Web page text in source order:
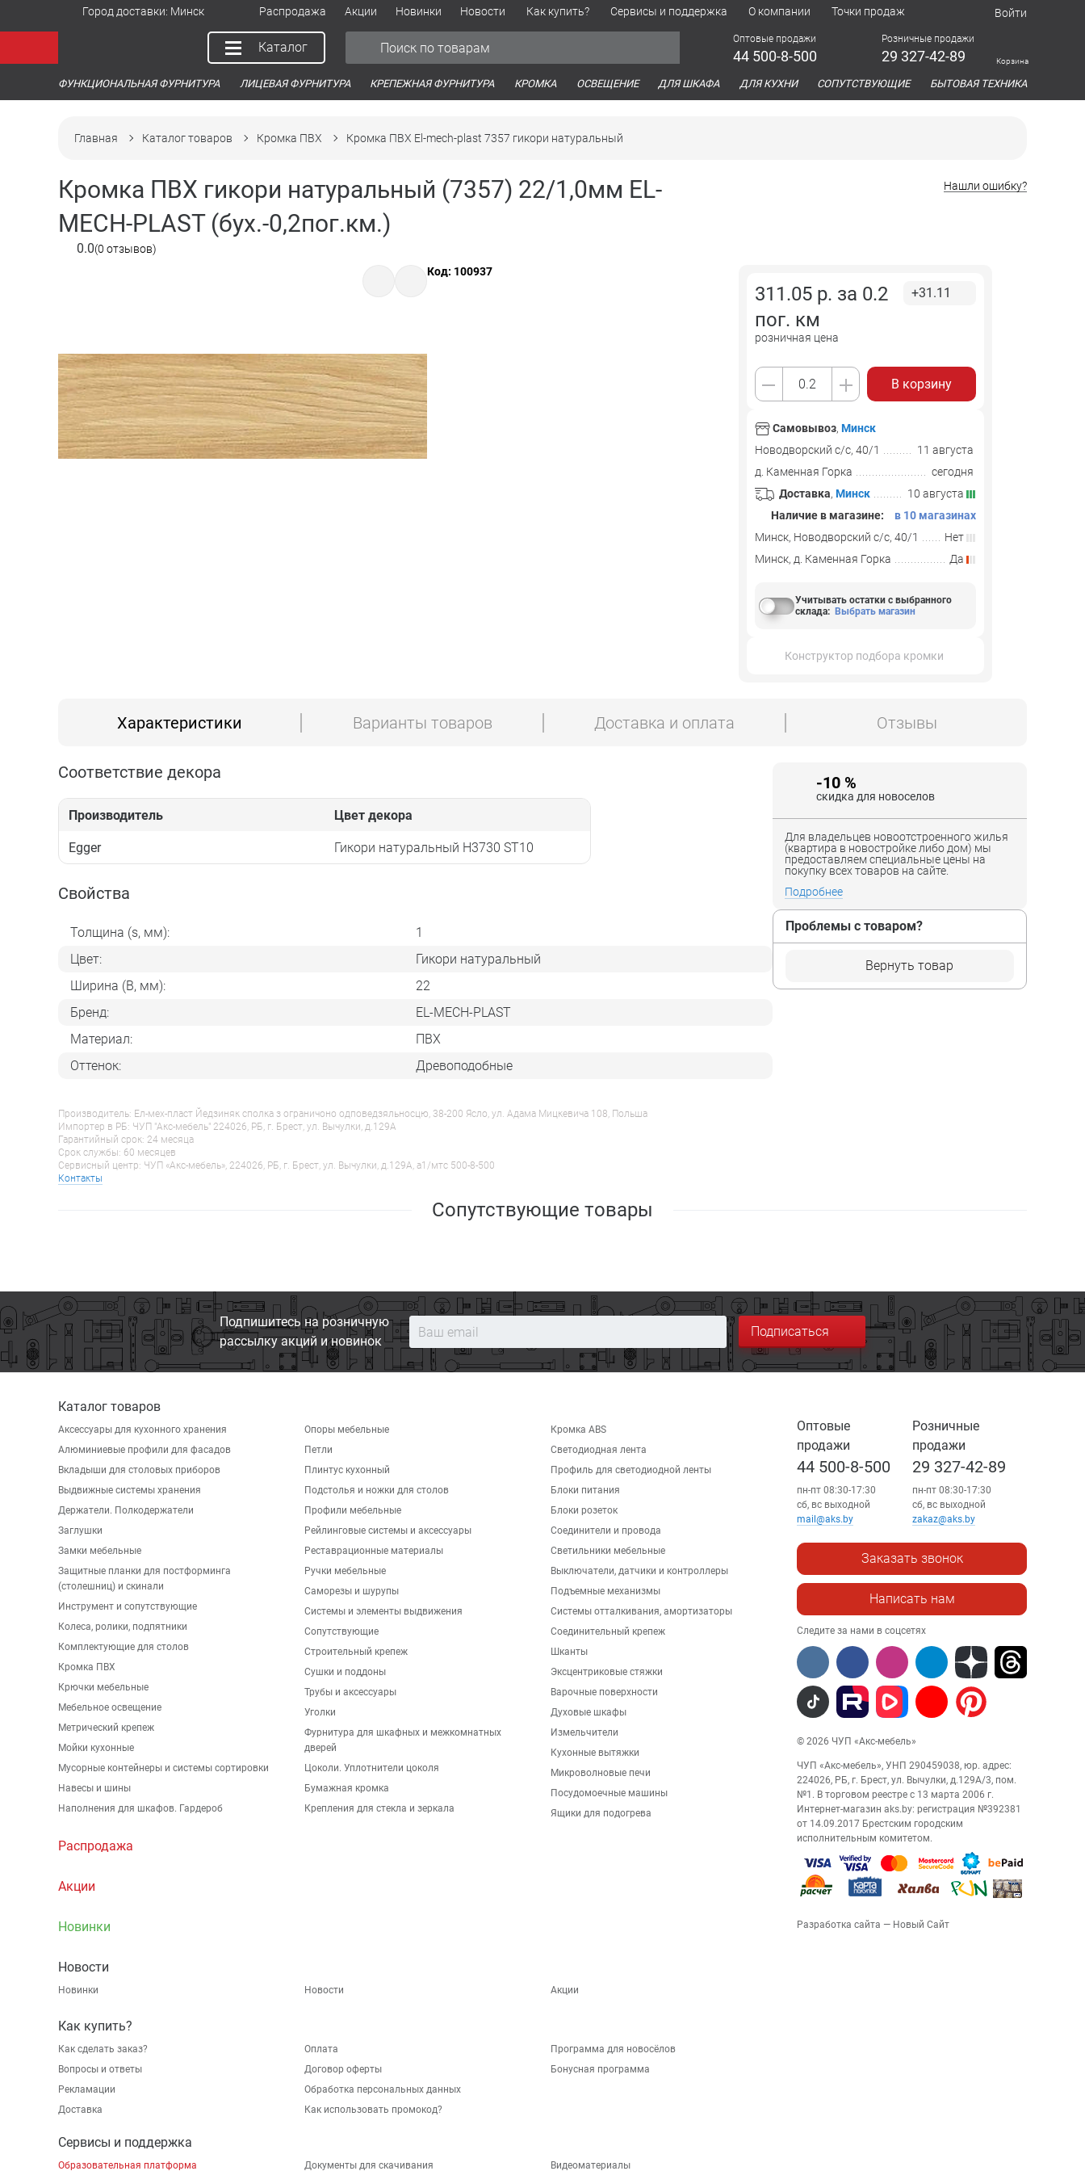
Город доставки: Минск Распродажа Акции Новинки Новости Как купить? Сервисы и поддержка О компании Точки продаж Войти
Каталог
Оптовые продажи
44 500-8-500
Розничные продажи
29 327-42-89 Корзина
ФУНКЦИОНАЛЬНАЯ ФУРНИТУРА ЛИЦЕВАЯ ФУРНИТУРА КРЕПЕЖНАЯ ФУРНИТУРА КРОМКА ОСВЕЩЕНИЕ ДЛЯ ШКАФА ДЛЯ КУХНИ СОПУТСТВУЮЩИЕ БЫТОВАЯ ТЕХНИКА
Главная Каталог товаров Кромка ПВХ Кромка ПВХ El-mech-plast 7357 гикори натуральный
Кромка ПВХ гикори натуральный (7357) 22/1,0мм EL-
MECH-PLAST (бух.-0,2пог.км.)
0.0(0 отзывов)
Нашли ошибку?
Код: 100937
311.05 р. за 0.2
пог. км
розничная цена
+31.11
В корзину
Самовывоз, Минск
Новодворский с/с, 40/1
11 августа
д. Каменная Горка
сегодня
Доставка, Минск
10 августа
Наличие в магазине:
в 10 магазинах
Минск, Новодворский с/с, 40/1
Нет
Минск, д. Каменная Горка
Да
Учитывать остатки с выбранного
склада: Выбрать магазин
Конструктор подбора кромки
Характеристики Варианты товаров Доставка и оплата Отзывы
Соответствие декора
Производитель Цвет декора
Egger Гикори натуральный H3730 ST10
Свойства
Толщина (s, мм):
1
Цвет:
Гикори натуральный
Ширина (B, мм):
22
Бренд:
EL-MECH-PLAST
Материал:
ПВХ
Оттенок:
Древоподобные
Производитель: Ел-мех-пласт Йедзиняк сполка з ограничоно одповедзяльносцю, 38-200 Ясло, ул. Адама Мицкевича 108, Польша
Импортер в РБ: ЧУП "Акс-мебель" 224026, РБ, г. Брест, ул. Вычулки, д.129А
Гарантийный срок: 24 месяца
Срок службы: 60 месяцев
Сервисный центр: ЧУП «Акс-мебель», 224026, РБ, г. Брест, ул. Вычулки, д.129А, a1/мтс 500-8-500
Контакты
-10 %
скидка для новоселов
Для владельцев новоотстроенного жилья
(квартира в новостройке либо дом) мы
предоставляем специальные цены на
покупку всех товаров на сайте.
Подробнее
Проблемы с товаром?
Вернуть товар
Сопутствующие товары
Подпишитесь на розничную
рассылку акций и новинок
Подписаться
Каталог товаров
Аксессуары для кухонного хранения
Алюминиевые профили для фасадов
Вкладыши для столовых приборов
Выдвижные системы хранения
Держатели. Полкодержатели
Заглушки
Замки мебельные
Защитные планки для постформинга
(столешниц) и скинали
Инструмент и сопутствующие
Колеса, ролики, подпятники
Комплектующие для столов
Кромка ПВХ
Крючки мебельные
Мебельное освещение
Метрический крепеж
Мойки кухонные
Мусорные контейнеры и системы сортировки
Навесы и шины
Наполнения для шкафов. Гардероб
Опоры мебельные
Петли
Плинтус кухонный
Подстолья и ножки для столов
Профили мебельные
Рейлинговые системы и аксессуары
Реставрационные материалы
Ручки мебельные
Саморезы и шурупы
Системы и элементы выдвижения
Сопутствующие
Строительный крепеж
Сушки и поддоны
Трубы и аксессуары
Уголки
Фурнитура для шкафных и межкомнатных
дверей
Цоколи. Уплотнители цоколя
Бумажная кромка
Крепления для стекла и зеркала
Кромка ABS
Светодиодная лента
Профиль для светодиодной ленты
Блоки питания
Блоки розеток
Соединители и провода
Светильники мебельные
Выключатели, датчики и контроллеры
Подъемные механизмы
Системы отталкивания, амортизаторы
Соединительный крепеж
Шканты
Эксцентриковые стяжки
Варочные поверхности
Духовые шкафы
Измельчители
Кухонные вытяжки
Микроволновые печи
Посудомоечные машины
Ящики для подогрева
Распродажа
Акции
Новинки
Новости
Новинки Новости Акции
Как купить?
Как сделать заказ?
Вопросы и ответы
Рекламации
Доставка
Оплата
Договор оферты
Обработка персональных данных
Как использовать промокод?
Программа для новосёлов
Бонусная программа
Сервисы и поддержка
Образовательная платформа Документы для скачивания Видеоматериалы
Оптовые
продажи
44 500-8-500
пн-пт 08:30-17:30
сб, вс выходной
mail@aks.by
Розничные
продажи
29 327-42-89
пн-пт 08:30-17:30
сб, вс выходной
zakaz@aks.by
Заказать звонок
Написать нам
Следите за нами в соцсетях
© 2026 ЧУП «Акс-мебель»
ЧУП «Акс-мебель», УНП 290459038, юр. адрес:
224026, РБ, г. Брест, ул. Вычулки, д.129А/3, пом.
№1. В торговом реестре с 13 марта 2006 г.
Интернет-магазин aks.by: регистрация №392381
от 14.09.2017 Брестским городским
исполнительным комитетом.
Разработка сайта — Новый Сайт